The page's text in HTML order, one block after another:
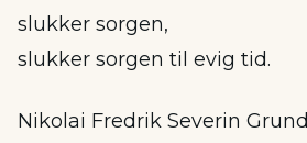
slukker sorgen,
slukker sorgen til evig tid.
Nikolai Fredrik Severin